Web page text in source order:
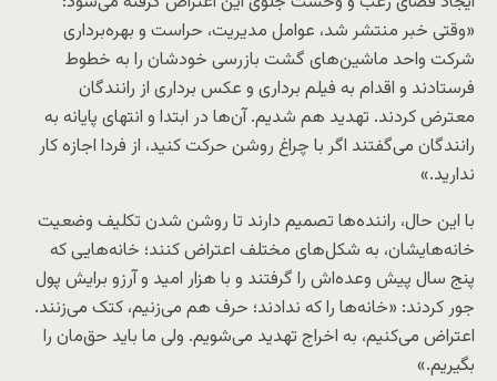
«وقتی خبر منتشر شد، عوامل مدیریت، حراست و بهره‌برداری
شرکت واحد ماشین‌های گشت بازرسی خودشان را به خطوط
فرستادند و اقدام به فیلم برداری و عکس برداری از رانندگان
معترض کردند. تهدید هم شدیم. آن‌ها در ابتدا و انتهای پایانه به
رانندگان می‌گفتند اگر با چراغ روشن حرکت کنید، از فردا اجازه کار
ندارید.»
با این حال، راننده‌ها تصمیم دارند تا روشن شدن تکلیف وضعیت
خانه‌هایشان، به شکل‌های مختلف اعتراض کنند؛ خانه‌هایی که
پنج سال پیش وعده‌اش را گرفتند و با هزار امید و آرزو برایش پول
جور کردند: «خانه‌ها را که ندادند؛ حرف هم می‌زنیم، کتک می‌زنند.
اعتراض می‌کنیم، به اخراج تهدید می‌شویم. ولی ما باید حق‌مان را
بگیریم.»